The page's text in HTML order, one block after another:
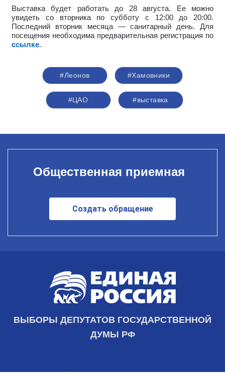
Выставка будет работать до 28 августа. Ее можно
увидеть со вторника по субботу с 12:00 до 20:00.
Последний вторник месяца — санитарный день. Для
посещения необходима предварительная регистрация по
ссылке.
#Леонов #Хамовники
#ЦАО #выставка
Общественная приемная
Создать обращение
ВЫБОРЫ ДЕПУТАТОВ ГОСУДАРСТВЕННОЙ
ДУМЫ РФ